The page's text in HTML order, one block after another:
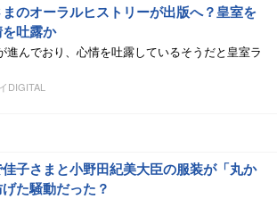
のオーラルヒストリーが出版へ？皇室を
吐露か
進んでおり、心情を吐露しているそうだと皇室ラ
DIGITAL
子さまと小野田紀美大臣の服装が「丸か
た騒動だった？